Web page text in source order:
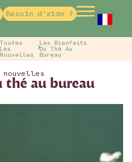
Besoin d'aide ?
Toutes
Nouvelles
Les Bienfaits
Du Thé Au
Bureau
nouvelles
thé au bureau